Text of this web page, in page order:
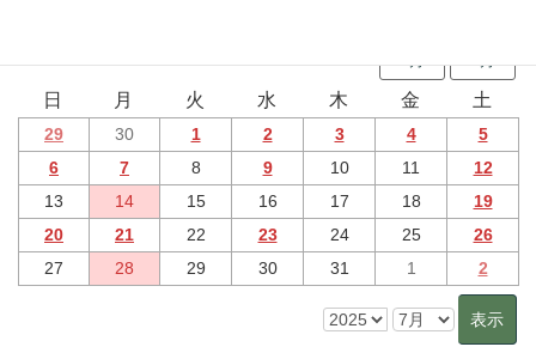
日 月 火 水 木 金 土
29 30 1 2 3 4
5
6
7 8 9 10 11
12
13
14 15 16 17 18
19
20
21 22 23 24 25
26
27
28 29 30 31 1 2